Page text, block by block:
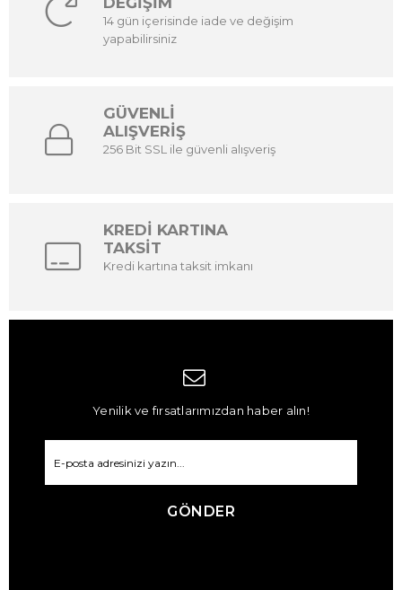
14 gün içerisinde iade ve değişim
yapabilirsiniz
GÜVENLİ
ALIŞVERİŞ
256 Bit SSL ile güvenli alışveriş
KREDİ KARTINA
TAKSİT
Kredi kartına taksit imkanı
Yenilik ve fırsatlarımızdan haber alın!
GÖNDER